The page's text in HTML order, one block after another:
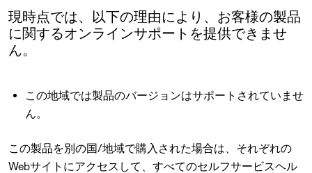
現時点では、以下の理由により、お客様の製品
に関するオンラインサポートを提供できませ
ん。
この地域では製品のバージョンはサポートされていませ
ん。
この製品を別の国/地域で購入された場合は、それぞれの
Webサイトにアクセスして、すべてのセルフサービスヘル